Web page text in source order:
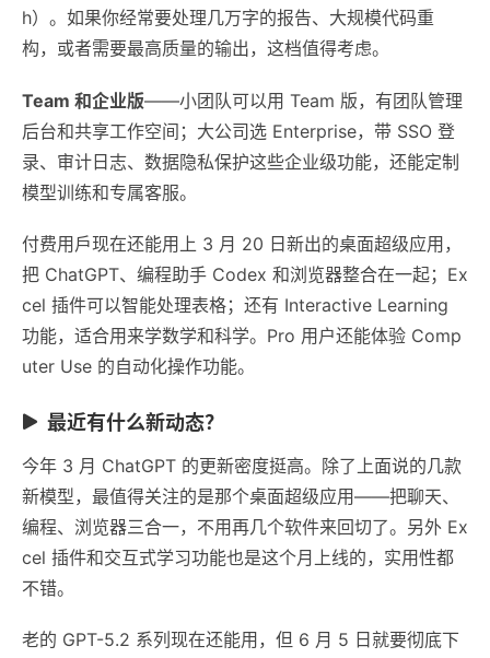
h）。如果你经常要处理几万字的报告、大规模代码重
构，或者需要最高质量的输出，这档值得考虑。
Team 和企业版——小团队可以用 Team 版，有团队管理
后台和共享工作空间；大公司选 Enterprise，带 SSO 登
录、审计日志、数据隐私保护这些企业级功能，还能定制
模型训练和专属客服。
付费用戶现在还能用上 3 月 20 日新出的桌面超级应用，
把 ChatGPT、编程助手 Codex 和浏览器整合在一起；Ex
cel 插件可以智能处理表格；还有 Interactive Learning
功能，适合用来学数学和科学。Pro 用户还能体验 Comp
uter Use 的自动化操作功能。
最近有什么新动态？
今年 3 月 ChatGPT 的更新密度挺高。除了上面说的几款
新模型，最值得关注的是那个桌面超级应用——把聊天、
编程、浏览器三合一，不用再几个软件来回切了。另外 Ex
cel 插件和交互式学习功能也是这个月上线的，实用性都
不错。
老的 GPT-5.2 系列现在还能用，但 6 月 5 日就要彻底下